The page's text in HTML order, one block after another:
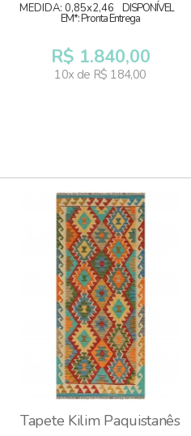
MEDIDA: 0,85x2,46 DISPONÍVEL
EM*: Pronta Entrega
R$ 1.840,00
10x de R$ 184,00
Tapete Kilim Paquistanês